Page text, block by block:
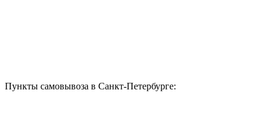
Пункты самовывоза в Санкт-Петербурге: